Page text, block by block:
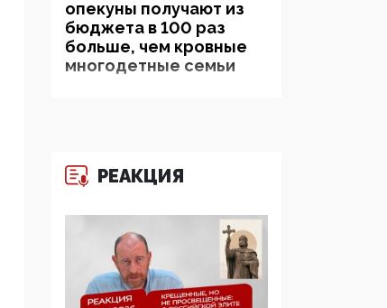
опекуны получают из
бюджета в 100 раз
больше, чем кровные
многодетные семьи
редакцией Медведева:
суверенитет,
традиционные
ценности и немного
двоемыслия
11:53, 09 Июня 2026
РЕАКЦИЯ